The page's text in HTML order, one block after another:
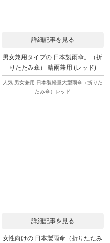
詳細記事を見る
男女兼用タイプの 日本製雨傘。（折
りたたみ傘） 晴雨兼用 (レッド)
人気 男女兼用 日本製軽量大型雨傘（折りた
たみ傘）レッド
詳細記事を見る
女性向けの 日本製雨傘（折りたたみ